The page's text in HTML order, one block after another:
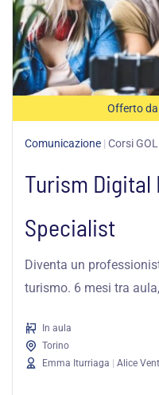
Offerto
Comunicazione | Corsi GOL
Turism Digital
Specialist
Diventa un
turismo. 6 mesi tra
In aula
Torino
Emma Iturriaga | Alice